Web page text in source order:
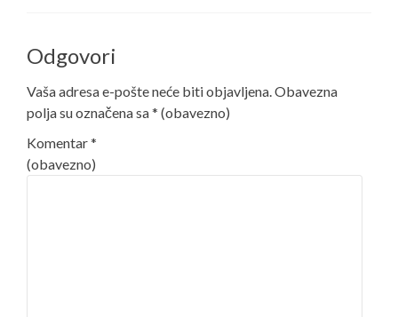
Odgovori
Vaša adresa e-pošte neće biti objavljena.Obavezna
polja su označena sa* (obavezno)
Komentar*
(obavezno)